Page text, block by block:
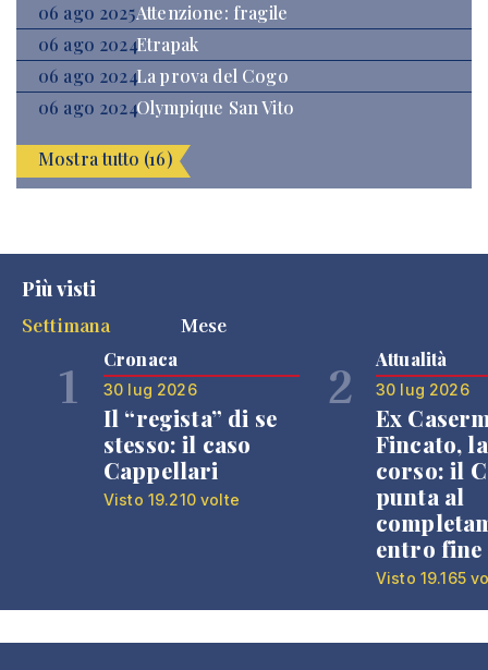
06 ago 2025Attenzione: fragile
06 ago 2024Etrapak
06 ago 2024La prova del Cogo
06 ago 2024Olympique San Vito
Mostra tutto (16)
Più visti
Settimana
Mese
1 Cronaca
30 lug 2026
Il “regista” di se
stesso: il caso
Cappellari
Visto 19.210 volte
2 Attualità
30 lug 2026
Ex
Fincato,
corso: il
punta al
entro fine
Visto 19.165